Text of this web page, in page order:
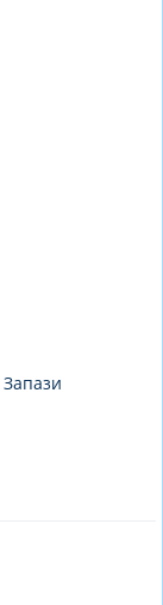
Запази